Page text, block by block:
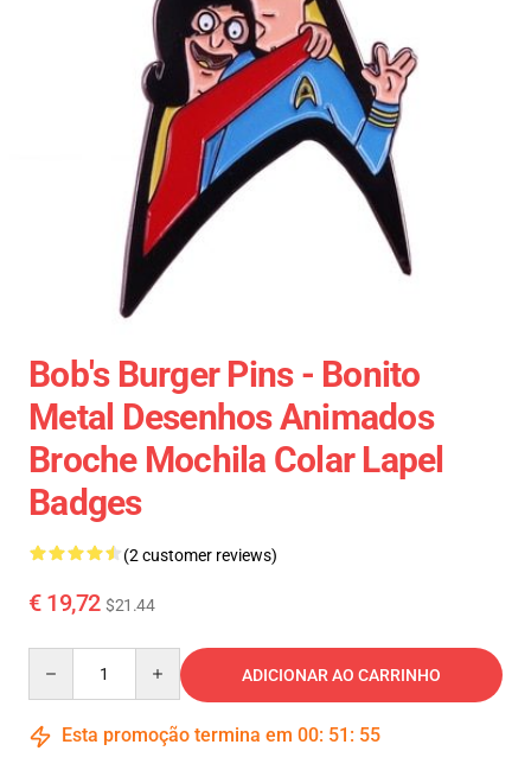
Bob's Burger Pins - Bonito
Metal Desenhos Animados
Broche Mochila Colar Lapel
Badges
(2 customer reviews)
€ 19,72 $21.44
ADICIONAR AO CARRINHO
Esta promoção termina em 00: 51 : 55